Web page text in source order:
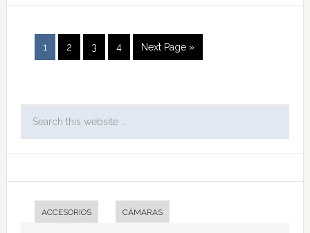
1 2 3 4 Next Page »
ACCESORIOS CÁMARAS